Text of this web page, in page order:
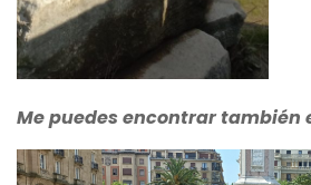
Me puedes encontrar también